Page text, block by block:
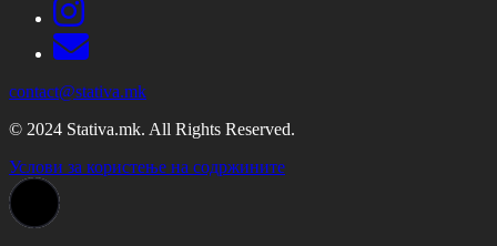
contact@stativa.mk
© 2024 Stativa.mk. All Rights Reserved.
Услови за користење на содржините